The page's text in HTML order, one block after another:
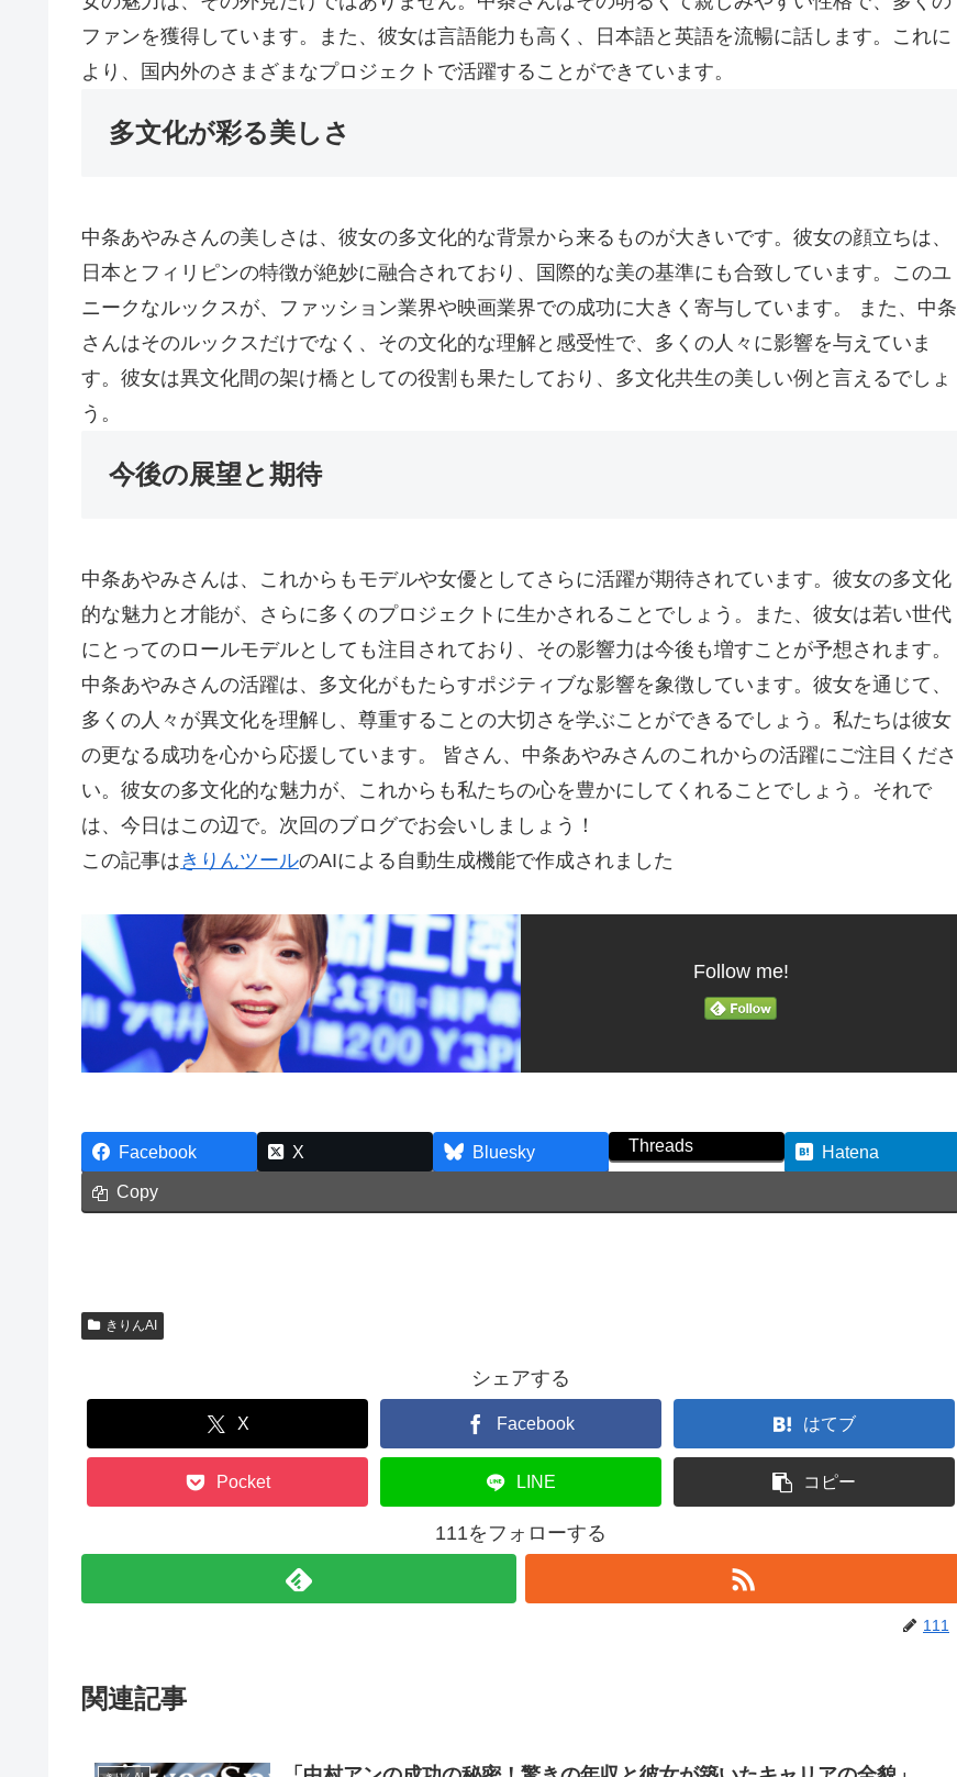
ファンを獲得しています。また、彼女は言語能力も高く、日本語と英語を流暢に話します。これに
より、国内外のさまざまなプロジェクトで活躍することができています。
多文化が彩る美しさ
中条あやみさんの美しさは、彼女の多文化的な背景から来るものが大きいです。彼女の顔立ちは、
日本とフィリピンの特徴が絶妙に融合されており、国際的な美の基準にも合致しています。このユ
ニークなルックスが、ファッション業界や映画業界での成功に大きく寄与しています。 また、中条
さんはそのルックスだけでなく、その文化的な理解と感受性で、多くの人々に影響を与えていま
す。彼女は異文化間の架け橋としての役割も果たしており、多文化共生の美しい例と言えるでしょ
う。
今後の展望と期待
中条あやみさんは、これからもモデルや女優としてさらに活躍が期待されています。彼女の多文化
的な魅力と才能が、さらに多くのプロジェクトに生かされることでしょう。また、彼女は若い世代
にとってのロールモデルとしても注目されており、その影響力は今後も増すことが予想されます。
中条あやみさんの活躍は、多文化がもたらすポジティブな影響を象徴しています。彼女を通じて、
多くの人々が異文化を理解し、尊重することの大切さを学ぶことができるでしょう。私たちは彼女
の更なる成功を心から応援しています。 皆さん、中条あやみさんのこれからの活躍にご注目くださ
い。彼女の多文化的な魅力が、これからも私たちの心を豊かにしてくれることでしょう。それで
は、今日はこの辺で。次回のブログでお会いしましょう！
この記事はきりんツールのAIによる自動生成機能で作成されました
Follow me!
Facebook X Bluesky Threads
Hatena
Copy
きりんAI
シェアする
X Facebook はてブ
Pocket LINE コピー
111をフォローする
111
関連記事